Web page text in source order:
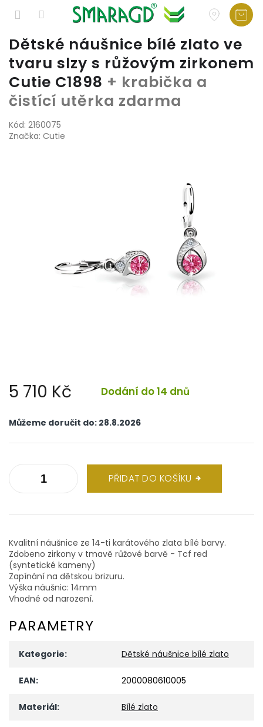
Přejít
obsah
Dětské náušnice bílé zlato ve
tvaru slzy s růžovým zirkonem
Cutie C1898 + krabička a
čistící utěrka zdarma
Kód: 2160075
Značka: Cutie
5 710 Kč Dodání do 14 dnů
cena:
Můžeme doručit do: 28.8.2026
PŘIDAT DO KOŠÍKU
Kvalitní náušnice ze 14-ti karátového zlata bílé barvy.
Zdobeno zirkony v tmavě růžové barvě - Tcf red
(syntetické kameny)
Zapínání na dětskou brizuru.
Výška náušnic: 14mm
Vhodné od narození.
PARAMETRY
Kategorie: Dětské náušnice bílé zlato
EAN: 2000080610005
Materiál: Bílé zlato